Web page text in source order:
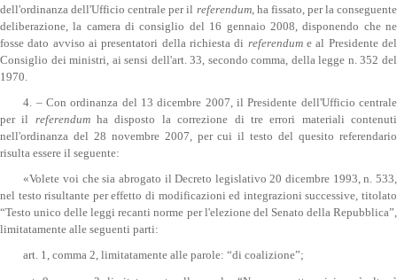
dell'ordinanza dell'Ufficio centrale per il referendum, ha fissato, per la conseguente
deliberazione, la camera di consiglio del 16 gennaio 2008, disponendo che ne
fosse dato avviso ai presentatori della richiesta di referendume al Presidente del
Consiglio dei ministri, ai sensi dell'art. 33, secondo comma, della legge n. 352 del
1970.
4. – Con ordinanza del 13 dicembre 2007, il Presidente dell'Ufficio centrale
per il referendumha disposto la correzione di tre errori materiali contenuti
nell'ordinanza del 28 novembre 2007, per cui il testo del quesito referendario
risulta essere il seguente:
«Volete voi che sia abrogato il Decreto legislativo 20 dicembre 1993, n. 533,
nel testo risultante per effetto di modificazioni ed integrazioni successive, titolato
“Testo unico delle leggi recanti norme per l'elezione del Senato della Repubblica”,
limitatamente alle seguenti parti:
art. 1, comma 2, limitatamente alle parole: “di coalizione”;